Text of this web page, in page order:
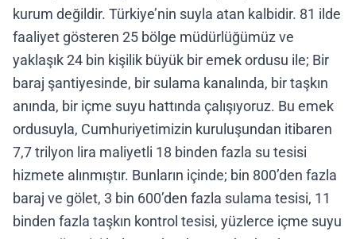
kurum değildir. Türkiye’nin suyla atan kalbidir. 81 ilde
faaliyet gösteren 25 bölge müdürlüğümüz ve
yaklaşık 24 bin kişilik büyük bir emek ordusu ile; Bir
baraj şantiyesinde, bir sulama kanalında, bir taşkın
anında, bir içme suyu hattında çalışıyoruz. Bu emek
ordusuyla, Cumhuriyetimizin kuruluşundan itibaren
7,7 trilyon lira maliyetli 18 binden fazla su tesisi
hizmete alınmıştır. Bunların içinde; bin 800’den fazla
baraj ve gölet, 3 bin 600’den fazla sulama tesisi, 11
binden fazla taşkın kontrol tesisi, yüzlerce içme suyu